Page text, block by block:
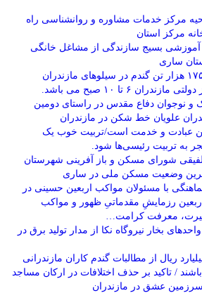
مرکز خدمات مشاوره و روانشناسی راه
مرکز استان
آموزشی بسیج سازندگی از مشاغل خانگی
ساری
۶ تا ۱۰ صبح می باشد.
کودک و نوجوان دفاع مقدس در راستای دومین
علویان خط شکن در مازندران
عبادت و خدمت است/تربیت خوب یک
به تربیت رئیسی‌ها شود.
شورای مسکن و باز آفرینی شهرستان
وضعیت مسکن ملی در ساری
با مسئولان مواکب اربعین حسینی در
رزمایشِ مقدماتیِ ظهور و مواکب
معرفت کرامت…
بخار نیروگاه نکا از مدار تولید برق در
/ تاکید بر حذف اختلافات در ارکان مساجد
سرزمین عشق در مازندران